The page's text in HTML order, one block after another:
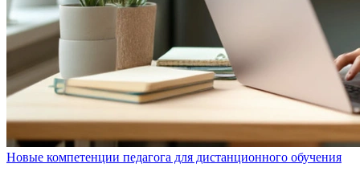
Новые компетенции педагога для дистанционного обучения